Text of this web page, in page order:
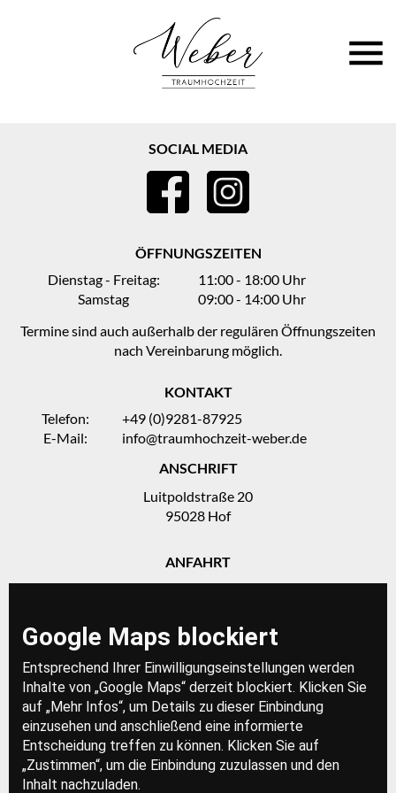
SOCIAL MEDIA
ÖFFNUNGSZEITEN
Dienstag - Freitag:
11:00 - 18:00 Uhr
Samstag
09:00 - 14:00 Uhr
Termine sind auch außerhalb der regulären Öffnungszeiten
nach Vereinbarung möglich.
KONTAKT
Telefon:
+49 (0)9281-87925
E-Mail:
info@traumhochzeit-weber.de
ANSCHRIFT
Luitpoldstraße 20
95028 Hof
ANFAHRT